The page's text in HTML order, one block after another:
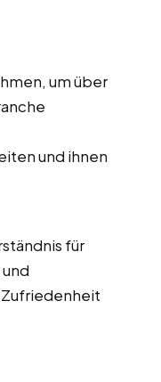
um über
und ihnen
für